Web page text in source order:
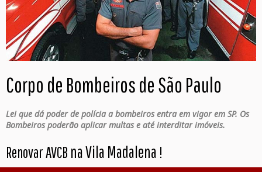
Corpo de Bombeiros de São Paulo
Lei que dá poder de polícia a bombeiros entra em vigor em SP. Os
Bombeiros poderão aplicar multas e até interditar imóveis.
Renovar AVCB na Vila Madalena !